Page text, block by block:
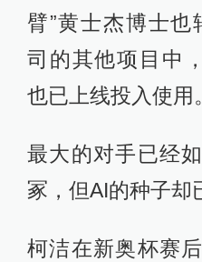
臂”黄士杰博士也
司的其他项目中
也已上线投入使用。
最大的对手已经
冢，但AI的种子却
柯洁在新奥杯赛